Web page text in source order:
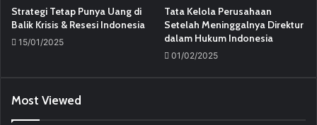
Strategi Tetap Punya Uang di
Balik Krisis & Resesi Indonesia
15/01/2025
Tata Kelola Perusahaan
Setelah Meninggalnya Direktur
dalam Hukum Indonesia
01/02/2025
Most Viewed